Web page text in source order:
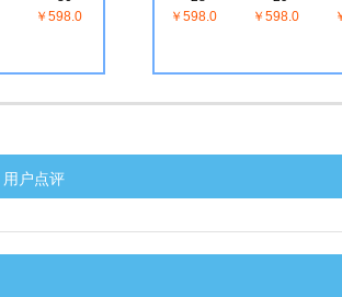
￥598.0
￥598.0
￥598.0
用户点评